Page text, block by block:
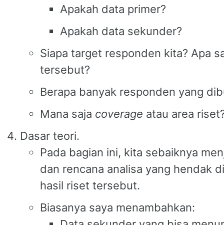
Apakah data primer?
Apakah data sekunder?
Siapa target responden kita? Apa
tersebut?
Berapa banyak responden yang
Mana saja coverage atau area
Dasar teori.
Pada bagian ini, kita sebaiknya
dan rencana analisa yang hendak
hasil riset tersebut.
Biasanya saya menambahkan: